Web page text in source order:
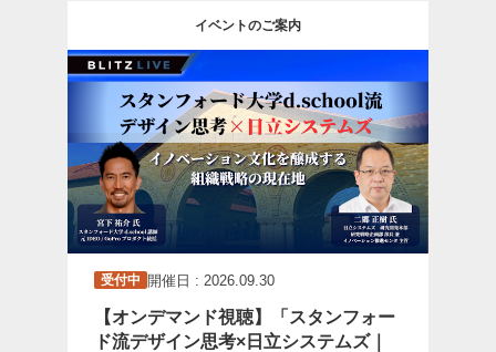
イベントのご案内
受付中 開催日 : 2026.09.30
【オンデマンド視聴】「スタンフォー
ド流デザイン思考×日立システムズ｜